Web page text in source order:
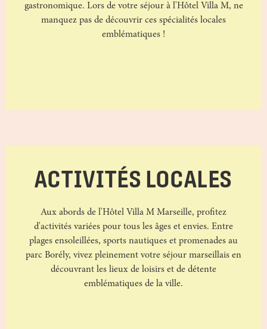
gastronomique. Lors de votre séjour à l'Hôtel Villa M, ne
manquez pas de découvrir ces spécialités locales
emblématiques !
ACTIVITÉS LOCALES
Aux abords de l'Hôtel Villa M Marseille, profitez
d'activités variées pour tous les âges et envies. Entre
plages ensoleillées, sports nautiques et promenades au
parc Borély, vivez pleinement votre séjour marseillais en
découvrant les lieux de loisirs et de détente
emblématiques de la ville.